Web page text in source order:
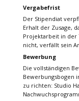
Vergabefrist
Der Stipendiat
Erhalt der Zusage,
Projektarbeit in der
nicht, verfällt sein
Bewerbung
Die vollständigen
Bewerbungsbogen
zu richten: Studio